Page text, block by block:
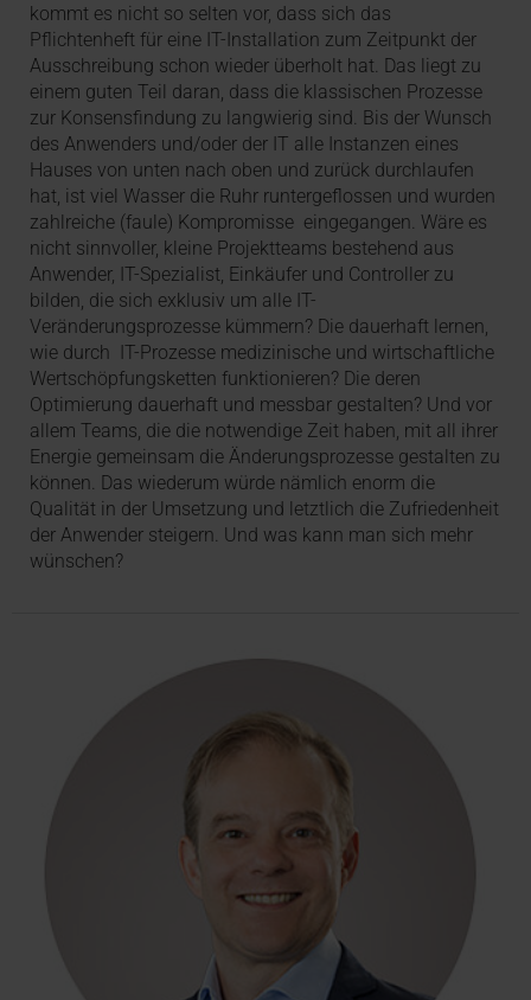
kommt es nicht so selten vor, dass sich das
Pflichtenheft für eine IT-Installation zum Zeitpunkt der
Ausschreibung schon wieder überholt hat. Das liegt zu
einem guten Teil daran, dass die klassischen Prozesse
zur Konsensfindung zu langwierig sind. Bis der Wunsch
des Anwenders und/oder der IT alle Instanzen eines
Hauses von unten nach oben und zurück durchlaufen
hat, ist viel Wasser die Ruhr runtergeflossen und wurden
zahlreiche (faule) Kompromisse eingegangen. Wäre es
nicht sinnvoller, kleine Projektteams bestehend aus
Anwender, IT-Spezialist, Einkäufer und Controller zu
bilden, die sich exklusiv um alle IT-
Veränderungsprozesse kümmern? Die dauerhaft lernen,
wie durch IT-Prozesse medizinische und wirtschaftliche
Wertschöpfungsketten funktionieren? Die deren
Optimierung dauerhaft und messbar gestalten? Und vor
allem Teams, die die notwendige Zeit haben, mit all ihrer
Energie gemeinsam die Änderungsprozesse gestalten zu
können. Das wiederum würde nämlich enorm die
Qualität in der Umsetzung und letztlich die Zufriedenheit
der Anwender steigern. Und was kann man sich mehr
wünschen?